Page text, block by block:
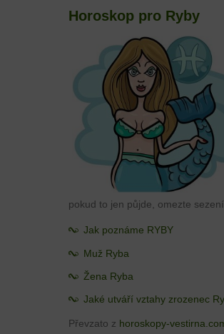
Horoskop pro Ryby
pokud to jen půjde, omezte
Jak poznáme RYBY
Muž Ryba
Žena Ryba
Jaké utváří vztahy zrozenec
Převzato z horoskopy-